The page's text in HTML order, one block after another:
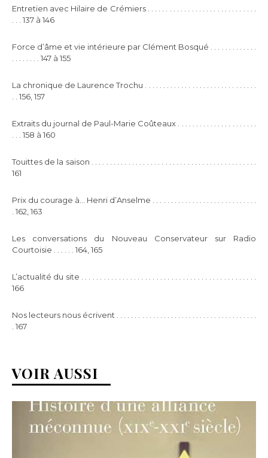
Entretien avec Hilaire de Crémiers . . . . . . . . . . . . . . . . . . . . . . . . . . . . . .
. . . 137 à 146
Force d’âme et vie intérieure par Clément Bosqué . . . . . . . . . . . . .
. . . . . . . . 147 à 155
La chronique de Laurence Trochu . . . . . . . . . . . . . . . . . . . . . . . . . . . . . . .
. . 156, 157
Extraits du journal de Paul-Marie Coûteaux . . . . . . . . . . . . . . . . . . . . . .
. . . 158 à 160
Touittes de la saison . . . . . . . . . . . . . . . . . . . . . . . . . . . . . . . . . . . . . . . . . . . . .
161
Prix du courage à… Henri d’Anselme . . . . . . . . . . . . . . . . . . . . . . . . . . . . .
. 162, 163
Les conversations du Nouveau Conservateur sur Radio
Courtoisie . . . . . . 164, 165
L’actualité du site . . . . . . . . . . . . . . . . . . . . . . . . . . . . . . . . . . . . . . . . . . . . . . .
166
Nos lecteurs nous écrivent . . . . . . . . . . . . . . . . . . . . . . . . . . . . . . . . . . . . . . .
. 167
VOIR AUSSI